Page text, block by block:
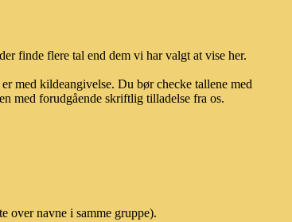
finde flere tal end dem vi har valgt at vise her.
med kildeangivelse. Du bør checke tallene med
med forudgående skriftlig tilladelse fra os.
over navne i samme gruppe).